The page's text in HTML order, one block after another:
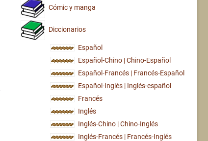
Cómic y manga
Diccionarios
Español
Español-Chino | Chino-Español
Español-Francés | Francés-Español
Español-Inglés | Inglés-español
Francés
Inglés
Inglés-Chino | Chino-Inglés
Inglés-Francés | Francés-Inglés